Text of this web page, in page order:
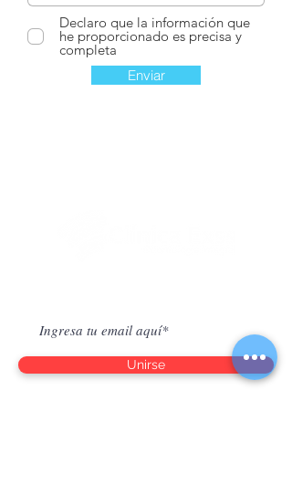
Declaro que la información que
he proporcionado es precisa y
completa
Enviar
Unirse